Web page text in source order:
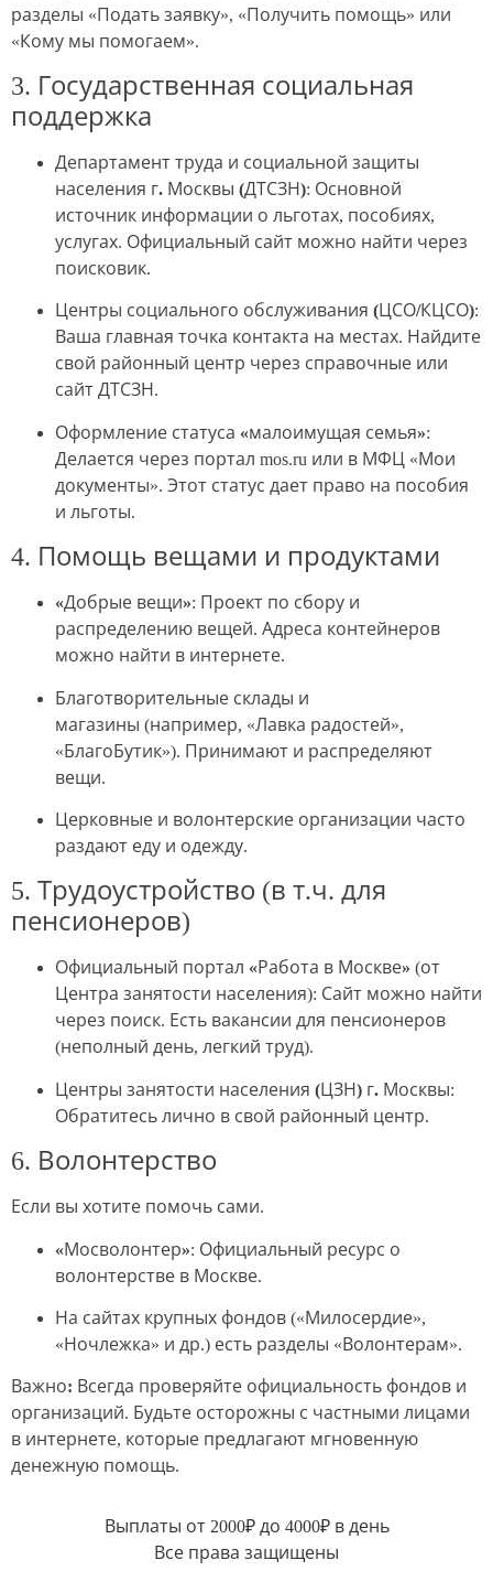
разделы «Подать заявку», «Получить помощь» или
«Кому мы помогаем».
3. Государственная социальная
поддержка
Департамент труда и социальной защиты
населения г. Москвы (ДТСЗН): Основной
источник информации о льготах, пособиях,
услугах. Официальный сайт можно найти через
поисковик.
Центры социального обслуживания (ЦСО/КЦСО):
Ваша главная точка контакта на местах. Найдите
свой районный центр через справочные или
сайт ДТСЗН.
Оформление статуса «малоимущая семья»:
Делается через портал mos.ru или в МФЦ «Мои
документы». Этот статус дает право на пособия
и льготы.
4. Помощь вещами и продуктами
«Добрые вещи»: Проект по сбору и
распределению вещей. Адреса контейнеров
можно найти в интернете.
Благотворительные склады и
магазины (например, «Лавка радостей»,
«БлагоБутик»). Принимают и распределяют
вещи.
Церковные и волонтерские организации часто
раздают еду и одежду.
5. Трудоустройство (в т.ч. для
пенсионеров)
Официальный портал «Работа в Москве» (от
Центра занятости населения): Сайт можно найти
через поиск. Есть вакансии для пенсионеров
(неполный день, легкий труд).
Центры занятости населения (ЦЗН) г. Москвы:
Обратитесь лично в свой районный центр.
6. Волонтерство
Если вы хотите помочь сами.
«Мосволонтер»: Официальный ресурс о
волонтерстве в Москве.
На сайтах крупных фондов («Милосердие»,
«Ночлежка» и др.) есть разделы «Волонтерам».
Важно: Всегда проверяйте официальность фондов и
организаций. Будьте осторожны с частными лицами
в интернете, которые предлагают мгновенную
денежную помощь.
Выплаты от 2000₽ до 4000₽ в день
Все права защищены